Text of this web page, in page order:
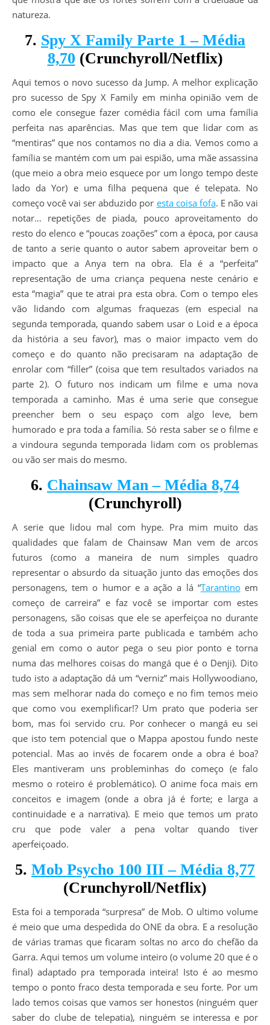
natureza.
7. Spy X Family Parte 1 – Média
8,70 (Crunchyroll/Netflix)
Aqui temos o novo sucesso da Jump. A melhor explicação
pro sucesso de Spy X Family em minha opinião vem de
como ele consegue fazer comédia fácil com uma família
perfeita nas aparências. Mas que tem que lidar com as
“mentiras” que nos contamos no dia a dia. Vemos como a
família se mantém com um pai espião, uma mãe assassina
(que meio a obra meio esquece por um longo tempo deste
lado da Yor) e uma filha pequena que é telepata. No
começo você vai ser abduzido por esta coisa fofa. E não vai
notar… repetições de piada, pouco aproveitamento do
resto do elenco e “poucas zoações” com a época, por causa
de tanto a serie quanto o autor sabem aproveitar bem o
impacto que a Anya tem na obra. Ela é a “perfeita”
representação de uma criança pequena neste cenário e
esta “magia” que te atrai pra esta obra. Com o tempo eles
vão lidando com algumas fraquezas (em especial na
segunda temporada, quando sabem usar o Loid e a época
da história a seu favor), mas o maior impacto vem do
começo e do quanto não precisaram na adaptação de
enrolar com “filler” (coisa que tem resultados variados na
parte 2). O futuro nos indicam um filme e uma nova
temporada a caminho. Mas é uma serie que consegue
preencher bem o seu espaço com algo leve, bem
humorado e pra toda a família. Só resta saber se o filme e
a vindoura segunda temporada lidam com os problemas
ou vão ser mais do mesmo.
6. Chainsaw Man – Média 8,74
(Crunchyroll)
A serie que lidou mal com hype. Pra mim muito das
qualidades que falam de Chainsaw Man vem de arcos
futuros (como a maneira de num simples quadro
representar o absurdo da situação junto das emoções dos
personagens, tem o humor e a ação a lá “Tarantinoem
começo de carreira” e faz você se importar com estes
personagens, são coisas que ele se aperfeiçoa no durante
de toda a sua primeira parte publicada e também acho
genial em como o autor pega o seu pior ponto e torna
numa das melhores coisas do mangá que é o Denji). Dito
tudo isto a adaptação dá um “verniz” mais Hollywoodiano,
mas sem melhorar nada do começo e no fim temos meio
que como vou exemplificar!? Um prato que poderia ser
bom, mas foi servido cru. Por conhecer o mangá eu sei
que isto tem potencial que o Mappa apostou fundo neste
potencial. Mas ao invés de focarem onde a obra é boa?
Eles mantiveram uns probleminhas do começo (e falo
mesmo o roteiro é problemático). O anime foca mais em
conceitos e imagem (onde a obra já é forte; e larga a
continuidade e a narrativa). E meio que temos um prato
cru que pode valer a pena voltar quando tiver
aperfeiçoado.
5. Mob Psycho 100 III – Média 8,77
(Crunchyroll/Netflix)
Esta foi a temporada “surpresa” de Mob. O ultimo volume
é meio que uma despedida do ONE da obra. E a resolução
de várias tramas que ficaram soltas no arco do chefão da
Garra. Aqui temos um volume inteiro (o volume 20 que é o
final) adaptado pra temporada inteira! Isto é ao mesmo
tempo o ponto fraco desta temporada e seu forte. Por um
lado temos coisas que vamos ser honestos (ninguém quer
saber do clube de telepatia), ninguém se interessa e por